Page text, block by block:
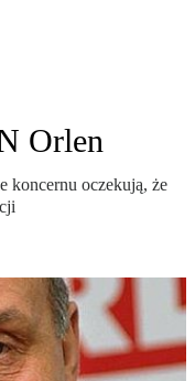
Orlen
koncernu oczekują, że